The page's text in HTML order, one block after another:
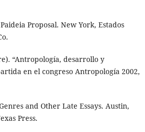
Proposal. New York, Estados
“Antropología, desarrollo y
en el congreso Antropología 2002,
and Other Late Essays. Austin,
Press.